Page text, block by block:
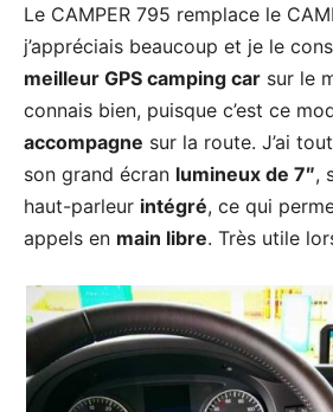
Le CAMPER 795 remplace le
j’appréciais beaucoup et je le
meilleur GPS camping car sur le
connais bien, puisque c’est ce
accompagne sur la route. J’ai
son grand écran lumineux de 7″,
haut-parleur intégré, ce qui
appels en main libre. Très utile